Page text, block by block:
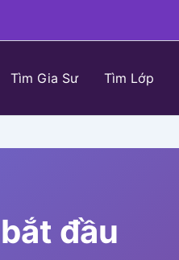
Tìm Gia Sư Tìm Lớp
đầu